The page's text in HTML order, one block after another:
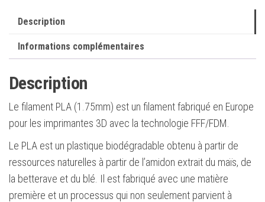
1kg
Couleur
Description
Informations complémentaires
Description
Le filament PLA (1.75mm) est un filament fabriqué en Europe
pour les imprimantes 3D avec la technologie FFF/FDM.
Le PLA est un plastique biodégradable obtenu à partir de
ressources naturelles à partir de l’amidon extrait du maïs, de
la betterave et du blé. Il est fabriqué avec une matière
première et un processus qui non seulement parvient à